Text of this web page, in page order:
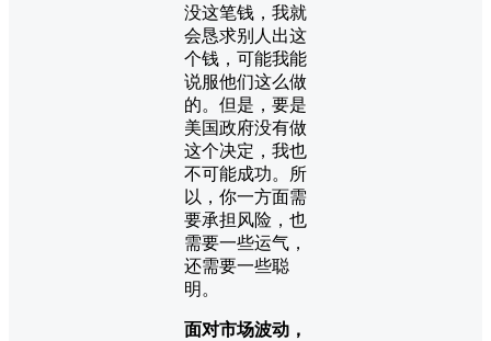
没这笔钱，我就
会恳求别人出这
个钱，可能我能
说服他们这么做
的。但是，要是
美国政府没有做
这个决定，我也
不可能成功。所
以，你一方面需
要承担风险，也
需要一些运气，
还需要一些聪
明。
面对市场波动，